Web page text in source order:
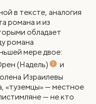
в тексте, аналогия
романа и из
обладает
романа
мере двое:
(Надель)
и
Израилевы
«туземцы» — местное
— не кто